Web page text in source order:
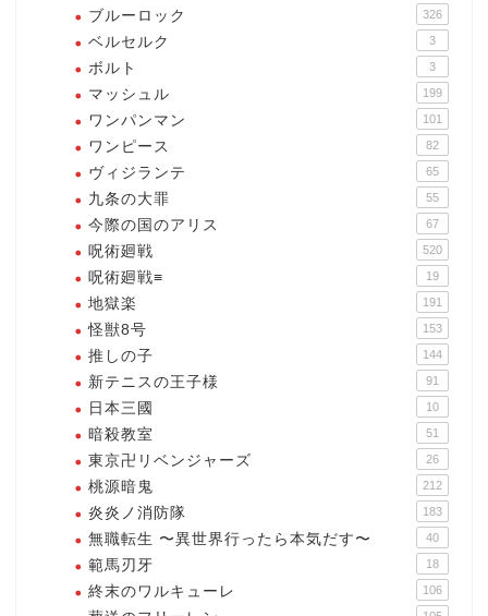
ブルーロック 326
ベルセルク 3
ボルト 3
マッシュル 199
ワンパンマン 101
ワンピース 82
ヴィジランテ 65
九条の大罪 55
今際の国のアリス 67
呪術廻戦 520
呪術廻戦≡ 19
地獄楽 191
怪獣8号 153
推しの子 144
新テニスの王子様 91
日本三國 10
暗殺教室 51
東京卍リベンジャーズ 26
桃源暗鬼 212
炎炎ノ消防隊 183
無職転生 〜異世界行ったら本気だす〜 40
範馬刃牙 18
終末のワルキューレ 106